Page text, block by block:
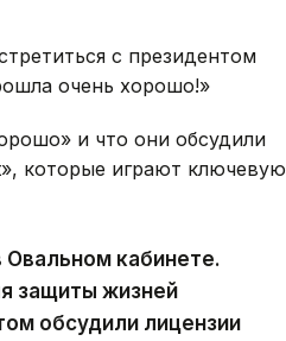
с президентом
очень хорошо!»
и что они обсудили
которые играют ключевую
кабинете.
защиты жизней
обсудили лицензии